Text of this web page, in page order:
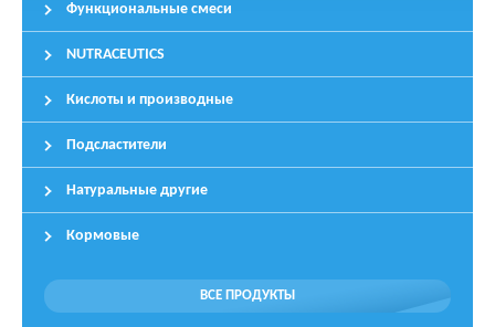
Функциональные смеси
NUTRACEUTICS
Кислоты и производные
Подсластители
Натуральные другие
Кормовые
ВСЕ ПРОДУКТЫ